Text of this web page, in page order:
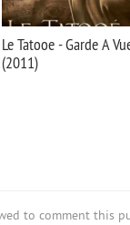
Le Tatooe - Garde A
(2011)
to comment this